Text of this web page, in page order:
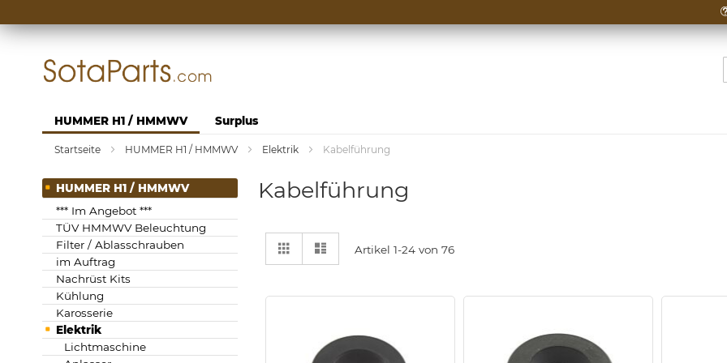
Inhalt
springen
HUMMER H1 / HMMWV Surplus
Startseite HUMMER H1 / HMMWV Elektrik Kabelführung
Kabelführung
als
Liste Artikel1-24 von76
HUMMER H1 / HMMWV
*** Im Angebot ***
TÜV HMMWV Beleuchtung
Filter / Ablasschrauben
im Auftrag
Nachrüst Kits
Kühlung
Karosserie
Elektrik
Lichtmaschine